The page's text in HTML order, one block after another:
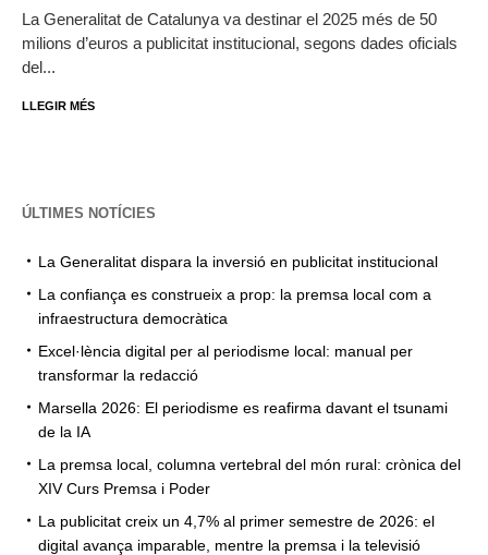
La Generalitat de Catalunya va destinar el 2025 més de 50
milions d’euros a publicitat institucional, segons dades oficials
del...
LLEGIR MÉS
ÚLTIMES NOTÍCIES
La Generalitat dispara la inversió en publicitat institucional
La confiança es construeix a prop: la premsa local com a
infraestructura democràtica
Excel·lència digital per al periodisme local: manual per
transformar la redacció
Marsella 2026: El periodisme es reafirma davant el tsunami
de la IA
La premsa local, columna vertebral del món rural: crònica del
XIV Curs Premsa i Poder
La publicitat creix un 4,7% al primer semestre de 2026: el
digital avança imparable, mentre la premsa i la televisió